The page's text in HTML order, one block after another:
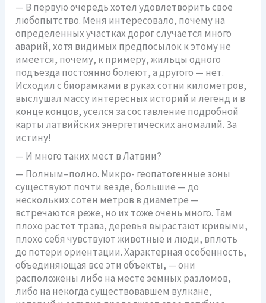
— В первую очередь хотел удовлетворить свое
любопытство. Меня интересовало, почему на
определенных участках дорог случается много
аварий, хотя видимых предпосылок к этому не
имеется, почему, к примеру, жильцы одного
подъезда постоянно болеют, а другого — нет.
Исходил с биорамками в руках сотни километров,
выслушал массу интересных историй и легенд и в
конце концов, уселся за составление подробной
карты латвийских энергетических аномалий. За
истину!
— И много таких мест в Латвии?
— Полным–полно. Микро- геопатогенные зоны
существуют почти везде, большие — до
нескольких сотен метров в диаметре —
встречаются реже, но их тоже очень много. Там
плохо растет трава, деревья вырастают кривыми,
плохо себя чувствуют животные и люди, вплоть
до потери ориентации. Характерная особенность,
объединяющая все эти объекты, — они
расположены либо на месте земных разломов,
либо на некогда существовавшем вулкане,